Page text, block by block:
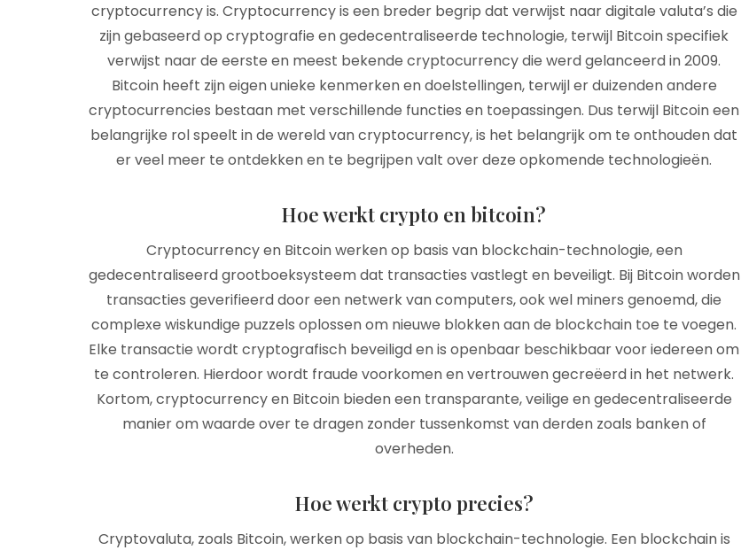
cryptocurrency is. Cryptocurrency is een breder begrip dat verwijst naar digitale valuta’s die
zijn gebaseerd op cryptografie en gedecentraliseerde technologie, terwijl Bitcoin specifiek
verwijst naar de eerste en meest bekende cryptocurrency die werd gelanceerd in 2009.
Bitcoin heeft zijn eigen unieke kenmerken en doelstellingen, terwijl er duizenden andere
cryptocurrencies bestaan met verschillende functies en toepassingen. Dus terwijl Bitcoin een
belangrijke rol speelt in de wereld van cryptocurrency, is het belangrijk om te onthouden dat
er veel meer te ontdekken en te begrijpen valt over deze opkomende technologieën.
Hoe werkt crypto en bitcoin?
Cryptocurrency en Bitcoin werken op basis van blockchain-technologie, een
gedecentraliseerd grootboeksysteem dat transacties vastlegt en beveiligt. Bij Bitcoin worden
transacties geverifieerd door een netwerk van computers, ook wel miners genoemd, die
complexe wiskundige puzzels oplossen om nieuwe blokken aan de blockchain toe te voegen.
Elke transactie wordt cryptografisch beveiligd en is openbaar beschikbaar voor iedereen om
te controleren. Hierdoor wordt fraude voorkomen en vertrouwen gecreëerd in het netwerk.
Kortom, cryptocurrency en Bitcoin bieden een transparante, veilige en gedecentraliseerde
manier om waarde over te dragen zonder tussenkomst van derden zoals banken of
overheden.
Hoe werkt crypto precies?
Cryptovaluta, zoals Bitcoin, werken op basis van blockchain-technologie. Een blockchain is